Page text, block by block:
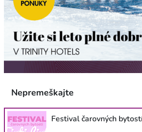
Nepremeškajte
Festival čarovných